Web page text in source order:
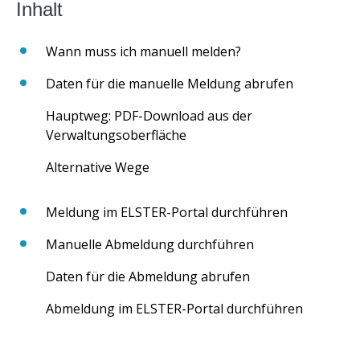
Wann muss ich manuell melden?
Daten für die manuelle Meldung abrufen
Hauptweg: PDF-Download aus der
Verwaltungsoberfläche
Alternative Wege
Meldung im ELSTER-Portal durchführen
Manuelle Abmeldung durchführen
Daten für die Abmeldung abrufen
Abmeldung im ELSTER-Portal durchführen